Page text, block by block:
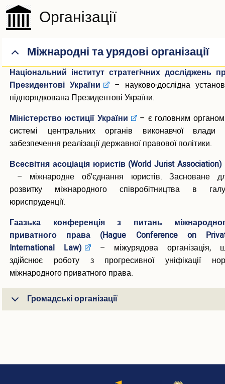
Організації
Міжнародні та урядові організації
Національний інститут стратегічних досліджень
Президентові України
– науково-дослідна
підпорядкована Президентові України.
Міністерство юстиції України
– є головним
системі центральних органів виконавчої влади
забезпечення реалізації державної правової політики.
Всесвітня асоціація юристів (World Jurist Association)
– міжнародне об'єднання юристів. Засноване
розвитку міжнародного співробітництва в
юриспруденції.
Гаазька конференція з питань
приватного права (Hague Conference on
International Law)
– міжурядова організація,
здійснює роботу з прогресивної уніфікації
міжнародного приватного права.
Громадські організації